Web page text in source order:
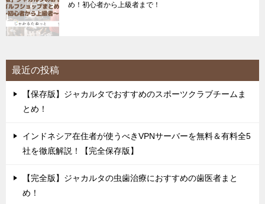
め！初心者から上級者まで！
最近の投稿
【保存版】ジャカルタでおすすめのスポーツクラブチームま
とめ！
インドネシア在住者が使うべきVPNサーバーを無料＆有料全5
社を徹底解説！【完全保存版】
【完全版】ジャカルタの虫歯治療におすすめの歯医者まと
め！